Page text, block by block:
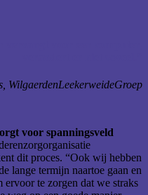
WilgaerdenLeekerweideGroep
voor spanningsveld
dit proces. “Ook wij hebben
lange termijn naartoe gaan en
ervoor te zorgen dat we straks